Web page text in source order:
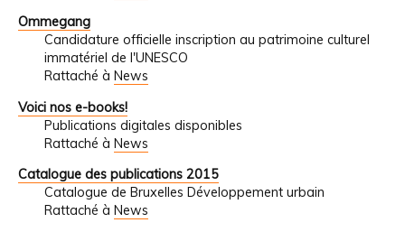
Ommegang
Candidature officielle inscription au patrimoine culturel
immatériel de l'UNESCO
Rattaché à News
Voici nos e-books!
Publications digitales disponibles
Rattaché à News
Catalogue des publications 2015
Catalogue de Bruxelles Développement urbain
Rattaché à News